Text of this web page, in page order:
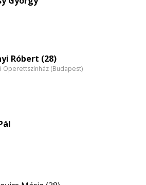
Róbert (28)
Operettszínház (Budapest)